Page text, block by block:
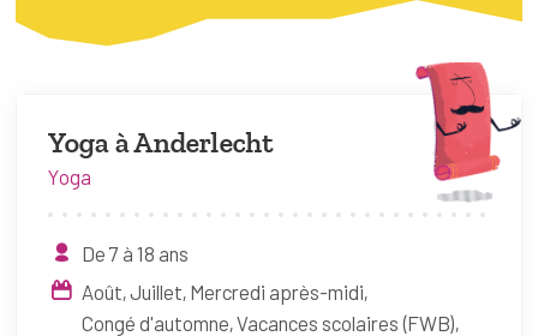
Yoga à Anderlecht
Yoga
De 7 à 18 ans
Août Juillet Mercredi après-midi
Congé d'automne Vacances scolaires (FWB)